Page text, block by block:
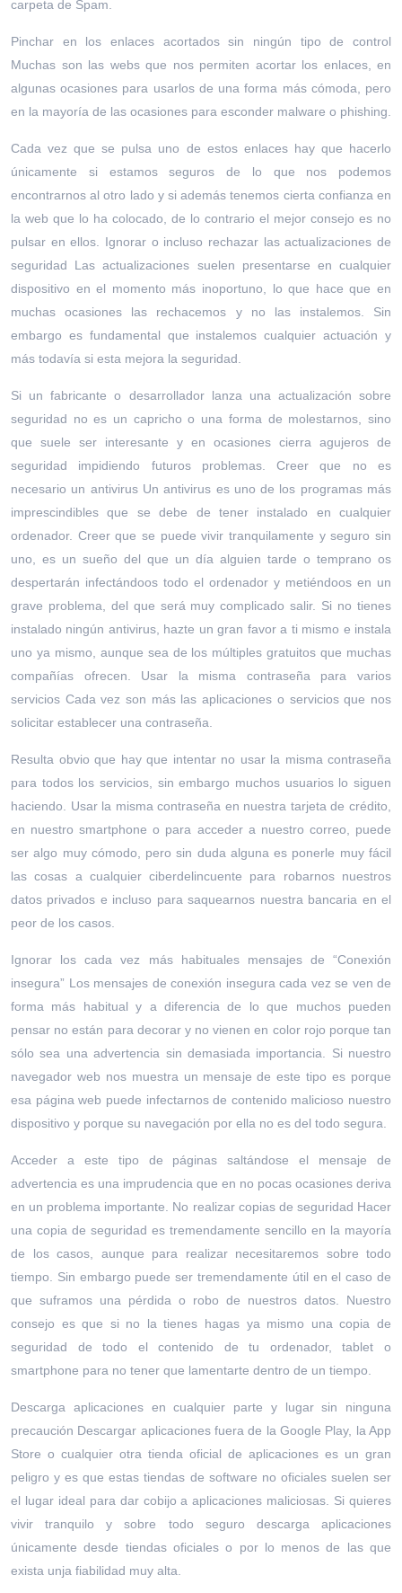
carpeta de Spam.
Pinchar en los enlaces acortados sin ningún tipo de control
Muchas son las webs que nos permiten acortar los enlaces, en
algunas ocasiones para usarlos de una forma más cómoda, pero
en la mayoría de las ocasiones para esconder malware o phishing.
Cada vez que se pulsa uno de estos enlaces hay que hacerlo
únicamente si estamos seguros de lo que nos podemos
encontrarnos al otro lado y si además tenemos cierta confianza en
la web que lo ha colocado, de lo contrario el mejor consejo es no
pulsar en ellos. Ignorar o incluso rechazar las actualizaciones de
seguridad Las actualizaciones suelen presentarse en cualquier
dispositivo en el momento más inoportuno, lo que hace que en
muchas ocasiones las rechacemos y no las instalemos. Sin
embargo es fundamental que instalemos cualquier actuación y
más todavía si esta mejora la seguridad.
Si un fabricante o desarrollador lanza una actualización sobre
seguridad no es un capricho o una forma de molestarnos, sino
que suele ser interesante y en ocasiones cierra agujeros de
seguridad impidiendo futuros problemas. Creer que no es
necesario un antivirus Un antivirus es uno de los programas más
imprescindibles que se debe de tener instalado en cualquier
ordenador. Creer que se puede vivir tranquilamente y seguro sin
uno, es un sueño del que un día alguien tarde o temprano os
despertarán infectándoos todo el ordenador y metiéndoos en un
grave problema, del que será muy complicado salir. Si no tienes
instalado ningún antivirus, hazte un gran favor a ti mismo e instala
uno ya mismo, aunque sea de los múltiples gratuitos que muchas
compañías ofrecen. Usar la misma contraseña para varios
servicios Cada vez son más las aplicaciones o servicios que nos
solicitar establecer una contraseña.
Resulta obvio que hay que intentar no usar la misma contraseña
para todos los servicios, sin embargo muchos usuarios lo siguen
haciendo. Usar la misma contraseña en nuestra tarjeta de crédito,
en nuestro smartphone o para acceder a nuestro correo, puede
ser algo muy cómodo, pero sin duda alguna es ponerle muy fácil
las cosas a cualquier ciberdelincuente para robarnos nuestros
datos privados e incluso para saquearnos nuestra bancaria en el
peor de los casos.
Ignorar los cada vez más habituales mensajes de “Conexión
insegura” Los mensajes de conexión insegura cada vez se ven de
forma más habitual y a diferencia de lo que muchos pueden
pensar no están para decorar y no vienen en color rojo porque tan
sólo sea una advertencia sin demasiada importancia. Si nuestro
navegador web nos muestra un mensaje de este tipo es porque
esa página web puede infectarnos de contenido malicioso nuestro
dispositivo y porque su navegación por ella no es del todo segura.
Acceder a este tipo de páginas saltándose el mensaje de
advertencia es una imprudencia que en no pocas ocasiones deriva
en un problema importante. No realizar copias de seguridad Hacer
una copia de seguridad es tremendamente sencillo en la mayoría
de los casos, aunque para realizar necesitaremos sobre todo
tiempo. Sin embargo puede ser tremendamente útil en el caso de
que suframos una pérdida o robo de nuestros datos. Nuestro
consejo es que si no la tienes hagas ya mismo una copia de
seguridad de todo el contenido de tu ordenador, tablet o
smartphone para no tener que lamentarte dentro de un tiempo.
Descarga aplicaciones en cualquier parte y lugar sin ninguna
precaución Descargar aplicaciones fuera de la Google Play, la App
Store o cualquier otra tienda oficial de aplicaciones es un gran
peligro y es que estas tiendas de software no oficiales suelen ser
el lugar ideal para dar cobijo a aplicaciones maliciosas. Si quieres
vivir tranquilo y sobre todo seguro descarga aplicaciones
únicamente desde tiendas oficiales o por lo menos de las que
exista unja fiabilidad muy alta.